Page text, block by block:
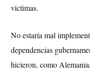
victimas.
No estaría mal
dependencias
hicieron, como